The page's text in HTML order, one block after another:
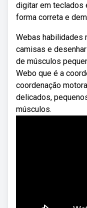
digitar em teclados
forma correta e
Webas habilidades
camisas e
de músculos
Webo que é a
coordenação
delicados,
músculos.